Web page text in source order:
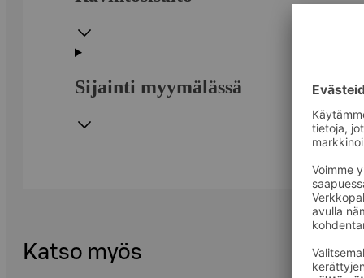
Sijainti myymälässä
Katso myös